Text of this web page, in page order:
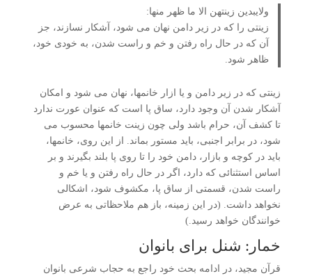
ولایبدین زینتهن الا ما ظهر منها:
زینتی را که در زیر دامن نهان می شود، آشکار نسازند، جز
آن که در حال راه رفتن و خم و راست شدن، به خودی خود،
ظاهر شود.
زینتی که در زیر دامن و یا ازار خانمها، نهان می شود و امکان
آشکار شدن آن وجود دارد، ساق پا است که عنوان عورت ندارد
تا کشف آن، حرام باشد ولی چون زینت خانمها محسوب می
شود، در برابر اجنبی، باید مستور بماند. از این روی، خانمها،
باید در کوچه و بازار، دامن خود را تا روی پا بلند بگیرند و بر
اساس استثنائی که دارد، اگر در حال راه رفتن و یا خم و
راست شدن، قسمتی از ساق پا، مکشوف شود، اشکالی
نخواهد داشت. (در این زمینه، باز هم ملاحظاتی به عرض
خوانندگان خواهد رسید.)
خمار: شنل برای بانوان
قرآن مجید، در ادامه بحث خود راجع به حجاب شرعی بانوان